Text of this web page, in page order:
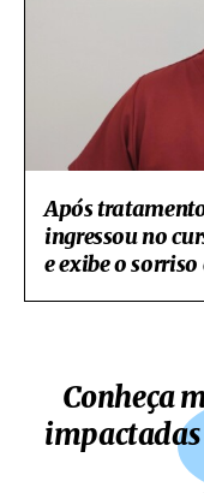
Após
ingressou no
e exibe o
Conheça
impactadas